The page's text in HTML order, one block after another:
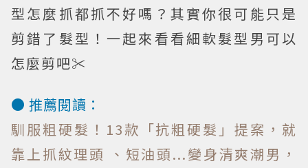
型怎麼抓都抓不好嗎？其實你很可能只是
剪錯了髮型！一起來看看細軟髮型男可以
怎麼剪吧✂
● 推薦閱讀：
馴服粗硬髮！13款「抗粗硬髮」提案，就
靠上抓紋理頭 、短油頭...變身清爽潮男，